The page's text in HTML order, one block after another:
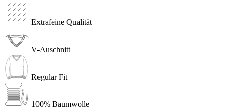
Extrafeine Qualität
V-Auschnitt
Regular Fit
100% Baumwolle